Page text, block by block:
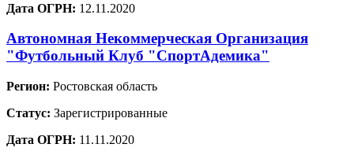
Дата ОГРН: 12.11.2020
Автономная Некоммерческая Организация
"Футбольный Клуб "СпортАдемика"
Регион: Ростовская область
Статус: Зарегистрированные
Дата ОГРН: 11.11.2020